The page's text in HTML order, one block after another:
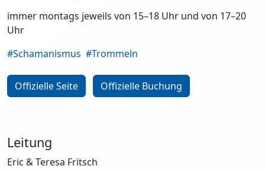
immer montags jeweils von 15–18 Uhr und von 17–20
Uhr
#Schamanismus #Trommeln
Offizielle Seite Offizielle Buchung
Leitung
Eric & Teresa Fritsch